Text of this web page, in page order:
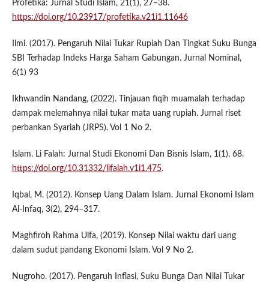
Profetika: Jurnal Studi Islam, 21(1), 27–38.
https://doi.org/10.23917/profetika.v21i1.11646
Ilmi. (2017). Pengaruh Nilai Tukar Rupiah Dan Tingkat Suku Bunga
SBI Terhadap Indeks Harga Saham Gabungan. Jurnal Nominal,
6(1) 93
Ikhwandin Nandang, (2022). Tinjauan fiqih muamalah terhadap
dampak melemahnya nilai tukar mata uang rupiah. Jurnal riset
perbankan Syariah (JRPS). Vol 1 No 2.
Islam. Li Falah: Jurnal Studi Ekonomi Dan Bisnis Islam, 1(1), 68.
https://doi.org/10.31332/lifalah.v1i1.475.
Iqbal, M. (2012). Konsep Uang Dalam Islam. Jurnal Ekonomi Islam
Al-Infaq, 3(2), 294–317.
Maghfiroh Rahma Ulfa, (2019). Konsep Nilai waktu dari uang
dalam sudut pandang Ekonomi Islam. Vol 9 No 2.
Nugroho. (2017). Pengaruh Inflasi, Suku Bunga Dan Nilai Tukar